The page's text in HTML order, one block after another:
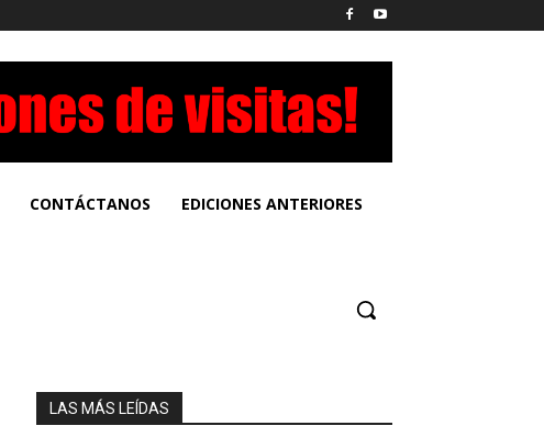
CONTÁCTANOS EDICIONES ANTERIORES
LAS MÁS LEÍDAS